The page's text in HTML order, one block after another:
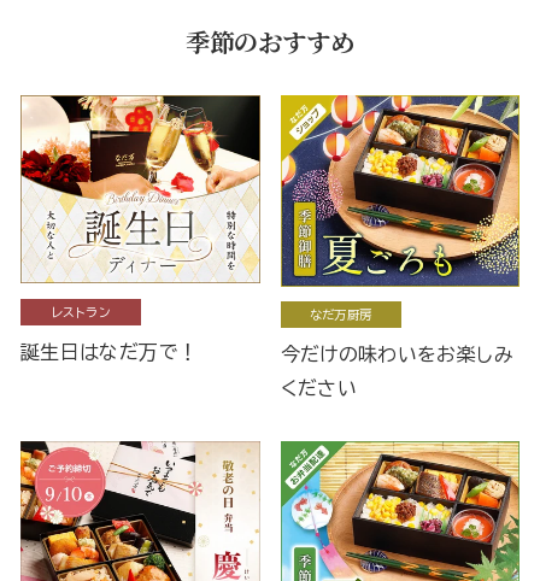
季節のおすすめ
レストラン
誕生日はなだ万で！
なだ万厨房
今だけの味わいをお楽しみ
ください